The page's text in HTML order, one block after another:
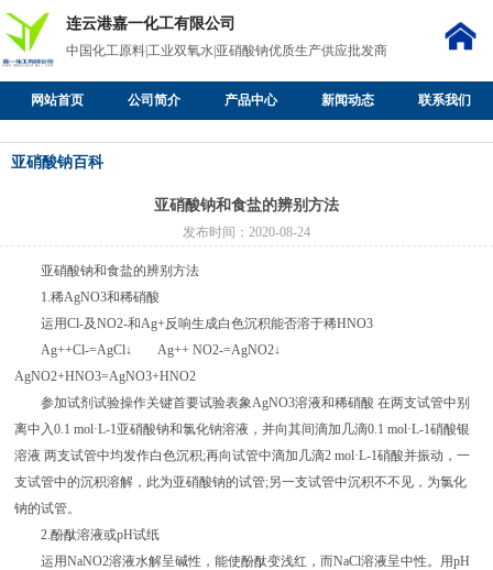
连云港嘉一化工有限公司
中国化工原料|工业双氧水|亚硝酸钠优质生产供应批发商
网站首页 公司简介 产品中心 新闻动态 联系我们
亚硝酸钠百科
亚硝酸钠和食盐的辨别方法
发布时间：2020-08-24
亚硝酸钠和食盐的辨别方法
1.稀AgNO3和稀硝酸
运用Cl-及NO2-和Ag+反响生成白色沉积能否溶于稀HNO3
Ag++Cl-=AgCl↓ Ag++ NO2-=AgNO2↓
AgNO2+HNO3=AgNO3+HNO2
参加试剂试验操作关键首要试验表象AgNO3溶液和稀硝酸 在两支试管中别
离中入0.1 mol·L-1亚硝酸钠和氯化钠溶液，并向其间滴加几滴0.1 mol·L-1硝酸银
溶液 两支试管中均发作白色沉积;再向试管中滴加几滴2 mol·L-1硝酸并振动，一
支试管中的沉积溶解，此为亚硝酸钠的试管;另一支试管中沉积不不见，为氯化
钠的试管。
2.酚酞溶液或pH试纸
运用NaNO2溶液水解呈碱性，能使酚酞变浅红，而NaCl溶液呈中性。用pH